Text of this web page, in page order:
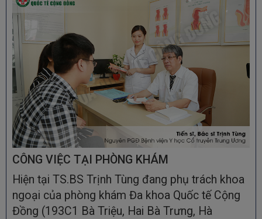
CÔNG VIỆC TẠI PHÒNG KHÁM
Hiện tại TS.BS Trịnh Tùng đang phụ trách khoa
ngoại của phòng khám Đa khoa Quốc tế Cộng
Đồng (193C1 Bà Triệu, Hai Bà Trưng, Hà